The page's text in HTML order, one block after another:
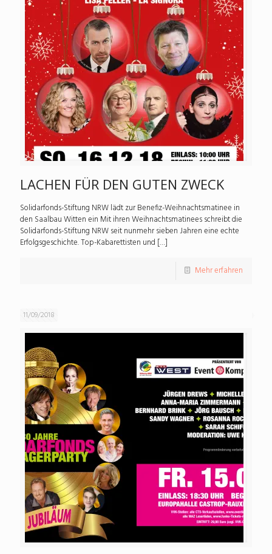
LACHEN FÜR DEN GUTEN ZWECK
Solidarfonds-Stiftung NRW lädt zur Benefiz-Weihnachtsmatinee in
den Saalbau Witten ein Mit ihren Weihnachtsmatinees schreibt die
Solidarfonds-Stiftung NRW seit nunmehr sieben Jahren eine echte
Erfolgsgeschichte. Top-Kabarettisten und […]
Mehr erfahren
11/09/2018